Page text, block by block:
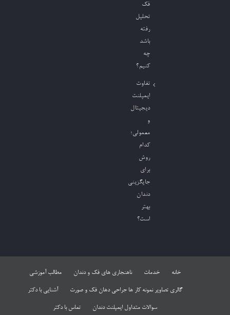
فک
تحلیل
رفته
باشد
چه
کنیم؟
تفاوت
ایمپلنت
دیجیتال
و
معمولی؛
کدام
روش
برای
جایگزینی
دندان
بهتر
است؟
خانه خدمات ناهنجاری های فک و دندان مطالب آموزشی
گالری تصاویر نمونه کار ها جراحی دهان فک و صورت آشنایی با دکتر
سوالات متداول ایمپلنت دندان تماس با دکتر